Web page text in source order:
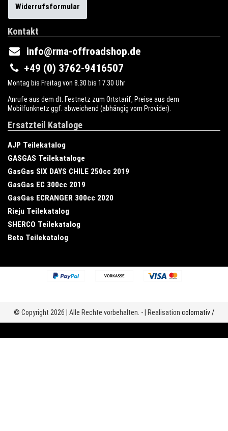
Widerrufsformular
Kontakt
info@rma-offroadshop.de
+49 (0) 3762-9416507
Montag bis Freitag von 8.30 bis 17.30 Uhr
Anrufe aus dem dt. Festnetz zum Ortstarif, Preise aus dem
Mobilfunknetz ggf. abweichend (abhängig vom Provider).
Ersatzteil Kataloge
AJP Teilekatalog
GASGAS Teilekataloge
GasGas SIX DAYS CHILE 250cc 2019
GasGas EC 300cc 2019
GasGas ECRANGER 300cc 2020
Rieju Teilekatalog
SHERCO Teilekatalog
Beta Teilekatalog
© Copyright 2026 | Alle Rechte vorbehalten. - | Realisation colornativ /